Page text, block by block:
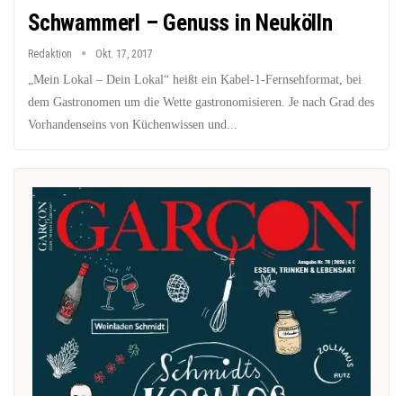
Schwammerl – Genuss in Neukölln
Redaktion Okt. 17, 2017
„Mein Lokal – Dein Lokal“ heißt ein Kabel-1-Fernsehformat, bei
dem Gastronomen um die Wette gastronomisieren. Je nach Grad des
Vorhandenseins von Küchenwissen und...